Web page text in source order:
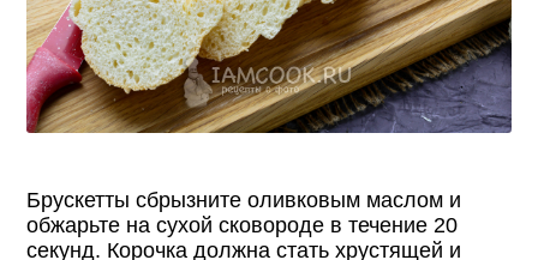
Брускетты сбрызните оливковым маслом и
обжарьте на сухой сковороде в течение 20
секунд. Корочка должна стать хрустящей и